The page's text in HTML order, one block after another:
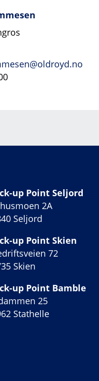
up Point Seljord
2A
Seljord
up Point Skien
72
Skien
up Point Bamble
25
Stathelle